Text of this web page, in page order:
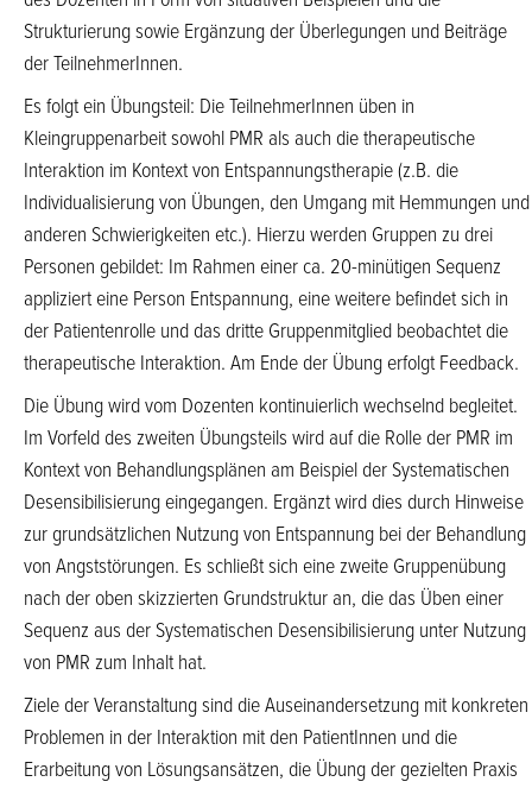
Strukturierung sowie Ergänzung der Überlegungen und Beiträge
der TeilnehmerInnen.
Es folgt ein Übungsteil: Die TeilnehmerInnen üben in
Kleingruppenarbeit sowohl PMR als auch die therapeutische
Interaktion im Kontext von Entspannungstherapie (z.B. die
Individualisierung von Übungen, den Umgang mit Hemmungen und
anderen Schwierigkeiten etc.). Hierzu werden Gruppen zu drei
Personen gebildet: Im Rahmen einer ca. 20-minütigen Sequenz
appliziert eine Person Entspannung, eine weitere befindet sich in
der Patientenrolle und das dritte Gruppenmitglied beobachtet die
therapeutische Interaktion. Am Ende der Übung erfolgt Feedback.
Die Übung wird vom Dozenten kontinuierlich wechselnd begleitet.
Im Vorfeld des zweiten Übungsteils wird auf die Rolle der PMR im
Kontext von Behandlungsplänen am Beispiel der Systematischen
Desensibilisierung eingegangen. Ergänzt wird dies durch Hinweise
zur grundsätzlichen Nutzung von Entspannung bei der Behandlung
von Angststörungen. Es schließt sich eine zweite Gruppenübung
nach der oben skizzierten Grundstruktur an, die das Üben einer
Sequenz aus der Systematischen Desensibilisierung unter Nutzung
von PMR zum Inhalt hat.
Ziele der Veranstaltung sind die Auseinandersetzung mit konkreten
Problemen in der Interaktion mit den PatientInnen und die
Erarbeitung von Lösungsansätzen, die Übung der gezielten Praxis